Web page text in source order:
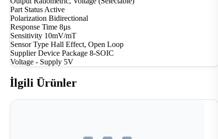
Part StatusActive
Polarization Bidirectional
Response Time 8µs
Sensitivity 10mV/mT
Sensor Type Hall Effect, Open Loop
Supplier Device Package 8-SOIC
Voltage - Supply 5V
İlgili Ürünler